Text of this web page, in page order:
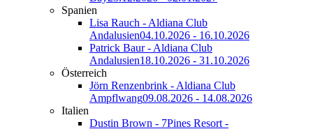
Spanien
Lisa Rauch - Aldiana Club
Andalusien04.10.2026 - 16.10.2026
Patrick Baur - Aldiana Club
Andalusien18.10.2026 - 31.10.2026
Österreich
Jörn Renzenbrink - Aldiana Club
Ampflwang09.08.2026 - 14.08.2026
Italien
Dustin Brown - 7Pines Resort -